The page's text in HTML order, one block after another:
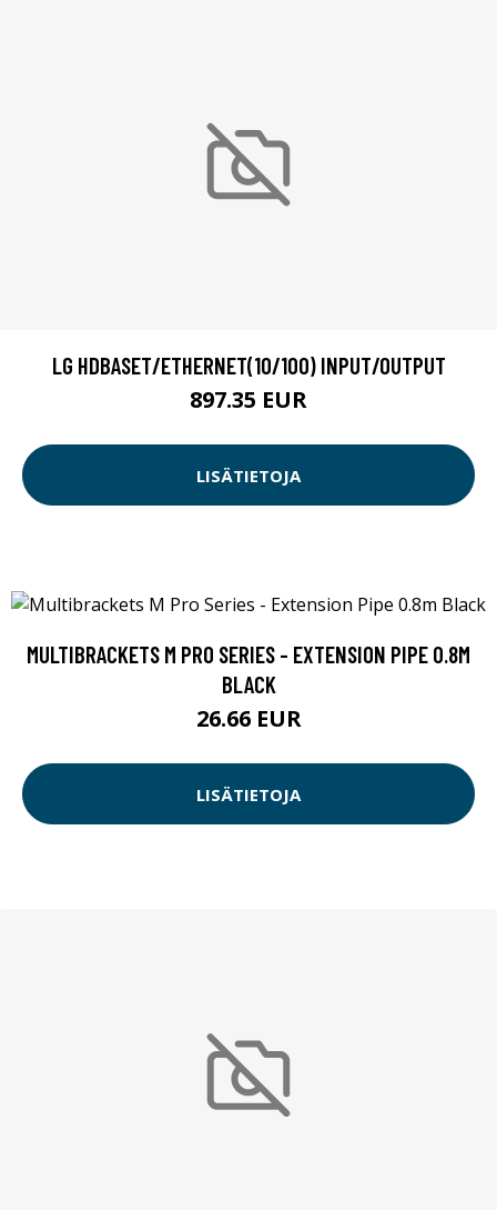
LG HDBASET/ETHERNET(10/100) INPUT/OUTPUT
897.35 EUR
LISÄTIETOJA
MULTIBRACKETS M PRO SERIES - EXTENSION PIPE 0.8M
BLACK
26.66 EUR
LISÄTIETOJA